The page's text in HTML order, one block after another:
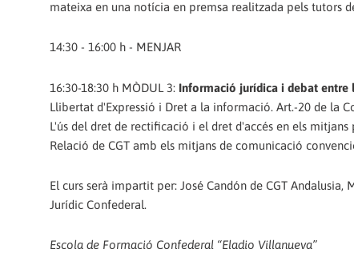
mateixa en una notícia en premsa realitzada pels tutors
14:30 - 16:00 h - MENJAR
16:30-18:30 h MÒDUL 3: Informació jurídica i debat entre
Llibertat d'Expressió i Dret a la informació. Art.-20 de la
L'ús del dret de rectificació i el dret d'accés en els mitjans
Relació de CGT amb els mitjans de comunicació
El curs serà impartit per: José Candón de CGT
Jurídic Confederal.
Escola de Formació Confederal “Eladio Villanueva”